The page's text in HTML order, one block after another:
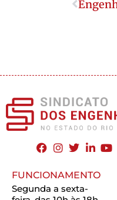
FUNCIONAMENTO
Segunda a sexta-